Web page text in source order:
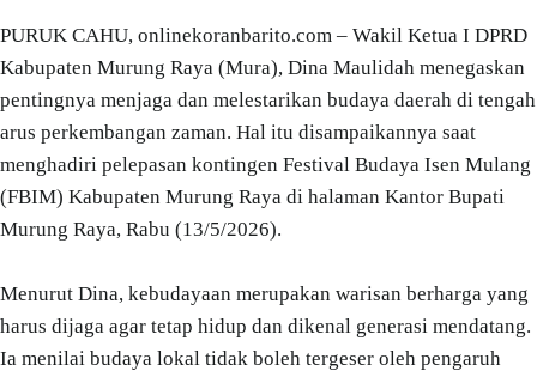
PURUK CAHU, onlinekoranbarito.com – Wakil Ketua I DPRD
Kabupaten Murung Raya (Mura), Dina Maulidah menegaskan
pentingnya menjaga dan melestarikan budaya daerah di tengah
arus perkembangan zaman. Hal itu disampaikannya saat
menghadiri pelepasan kontingen Festival Budaya Isen Mulang
(FBIM) Kabupaten Murung Raya di halaman Kantor Bupati
Murung Raya, Rabu (13/5/2026).
Menurut Dina, kebudayaan merupakan warisan berharga yang
harus dijaga agar tetap hidup dan dikenal generasi mendatang.
Ia menilai budaya lokal tidak boleh tergeser oleh pengaruh